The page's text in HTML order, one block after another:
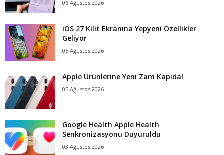
06 Ağustos 2026
iOS 27 Kilit Ekranına Yepyeni Özellikler
Geliyor
05 Ağustos 2026
Apple Ürünlerine Yeni Zam Kapıda!
05 Ağustos 2026
Google Health Apple Health
Senkronizasyonu Duyuruldu
03 Ağustos 2026